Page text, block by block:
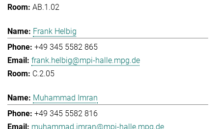
AB.1.02
Frank Helbig
+49 345 5582 865
frank.helbig@mpi-halle.mpg.de
C.2.05
Muhammad Imran
+49 345 5582 816
muhammad.imran@mpi-halle.mpg.de